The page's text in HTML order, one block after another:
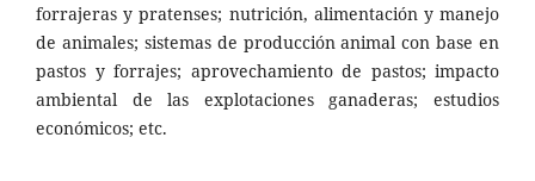
forrajeras y pratenses; nutrición, alimentación y manejo
de animales; sistemas de producción animal con base en
pastos y forrajes; aprovechamiento de pastos; impacto
ambiental de las explotaciones ganaderas; estudios
económicos; etc.